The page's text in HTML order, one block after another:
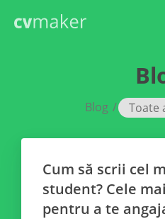
Blog / Toate
Cum să scrii cel
student? Cele
pentru a te